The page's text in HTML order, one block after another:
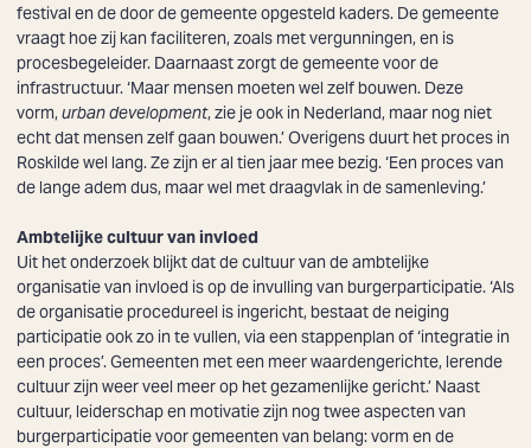
festival en de door de gemeente opgesteld kaders. De gemeente
vraagt hoe zij kan faciliteren, zoals met vergunningen, en is
procesbegeleider. Daarnaast zorgt de gemeente voor de
infrastructuur. ‘Maar mensen moeten wel zelf bouwen. Deze
vorm,urban development, zie je ook in Nederland, maar nog niet
echt dat mensen zelf gaan bouwen.’ Overigens duurt het proces in
Roskilde wel lang. Ze zijn er al tien jaar mee bezig. ‘Een proces van
de lange adem dus, maar wel met draagvlak in de samenleving.’
Ambtelijke cultuur van invloed
Uit het onderzoek blijkt dat de cultuur van de ambtelijke
organisatie van invloed is op de invulling van burgerparticipatie. ‘Als
de organisatie procedureel is ingericht, bestaat de neiging
participatie ook zo in te vullen, via een stappenplan of ‘integratie in
een proces’. Gemeenten met een meer waardengerichte, lerende
cultuur zijn weer veel meer op het gezamenlijke gericht.’ Naast
cultuur, leiderschap en motivatie zijn nog twee aspecten van
burgerparticipatie voor gemeenten van belang: vorm en de